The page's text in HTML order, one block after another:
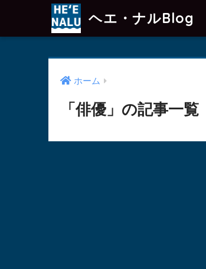
ヘエ・ナルBlog
ホーム
「俳優」の記事一覧